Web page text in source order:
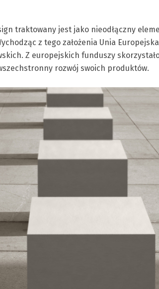
traktowany jest jako nieodłączny
z tego założenia Unia
Z europejskich funduszy
rozwój swoich produktów.